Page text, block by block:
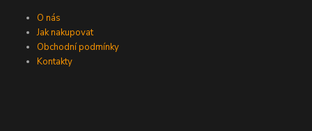
O nás
Jak nakupovat
Obchodní podmínky
Kontakty